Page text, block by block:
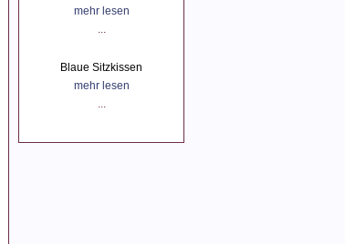
mehr lesen
...
Blaue Sitzkissen
mehr lesen
...